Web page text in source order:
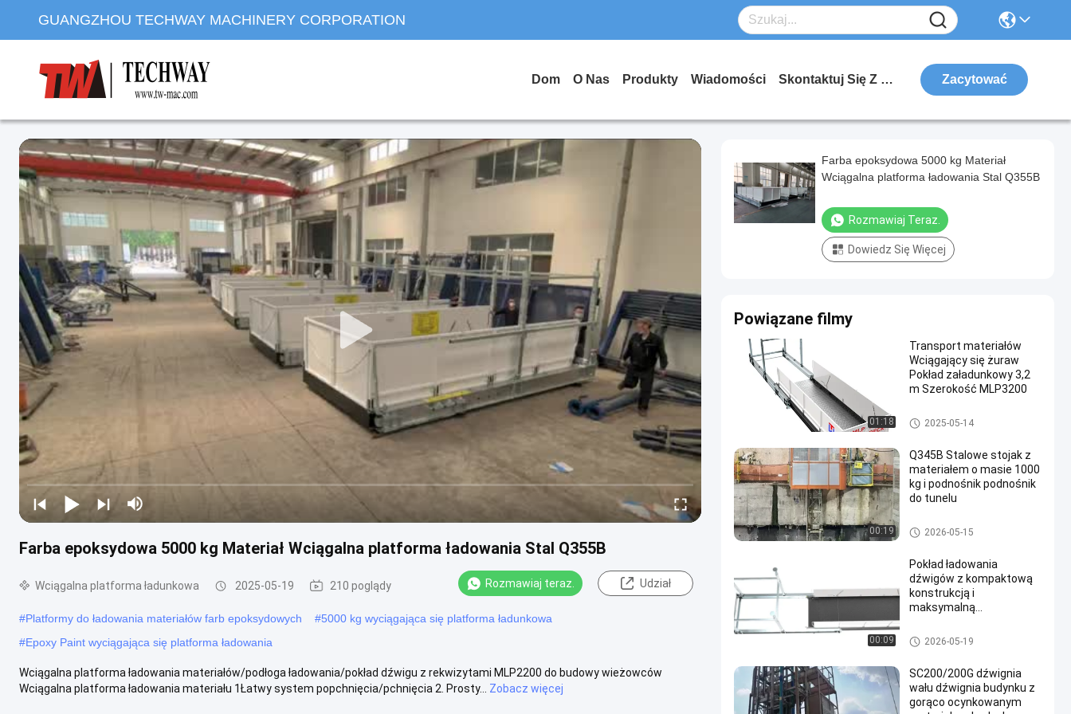
GUANGZHOU TECHWAY MACHINERY CORPORATION
Dom O Nas Produkty Wiadomości Skontaktuj Się Z Nami Zacytować
Farba epoksydowa 5000 kg Materiał Wciągalna platforma ładowania Stal Q355B
Wciągalna platforma ładunkowa 2025-05-19 210 poglądy Rozmawiaj teraz. Udział
#Platformy do ładowania materiałów farb epoksydowych #5000 kg wyciągająca się platforma ładunkowa
#Epoxy Paint wyciągająca się platforma ładowania
Wciągalna platforma ładowania materiałów/podłoga ładowania/pokład dźwigu z rekwizytami MLP2200 do budowy wieżowców
Wciągalna platforma ładowania materiału 1Łatwy system popchnięcia/pchnięcia 2. Prosty...
Zobacz więcej
Farba epoksydowa 5000 kg Materiał
Wciągalna platforma ładowania Stal Q355B
Rozmawiaj Teraz.
Dowiedz Się Więcej
Powiązane filmy
01:18
Transport materiałów
Wciągający się żuraw
Pokład załadunkowy 3,2
m Szerokość MLP3200
Pokład załadunku żurawia
2025-05-14
00:19
Q345B Stalowe stojak z
materiałem o masie 1000
kg i podnośnik podnośnik
do tunelu
Podnoszenie materiałów budo
wlanych
2026-05-15
00:09
Pokład ładowania
dźwigów z kompaktową
konstrukcją i
maksymalną
ton, zapewniający
bezpieczne obsługiwanie
wielopiętrowych placach
budowy
Pokład załadunku żurawia
2026-05-19
SC200/200G dźwignia
wału dźwignia budynku z
gorąco ocynkowanym